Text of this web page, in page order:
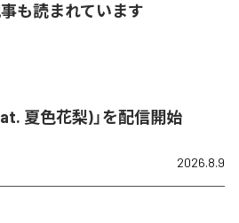
も読まれています
夏色花梨)」を配信開始
2026.8.9